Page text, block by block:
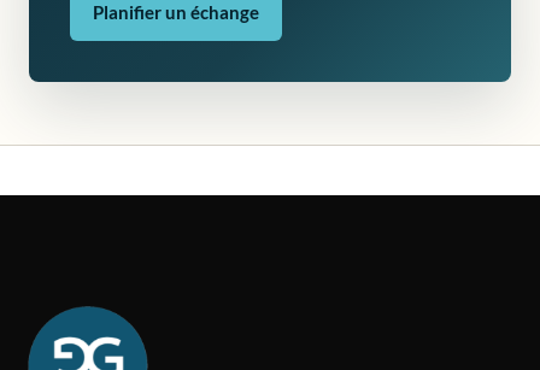
Planifier un échange